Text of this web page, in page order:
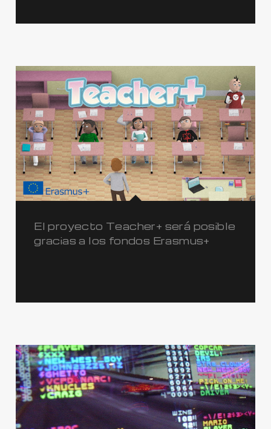
El proyecto Teacher+ será posible
gracias a los fondos Erasmus+